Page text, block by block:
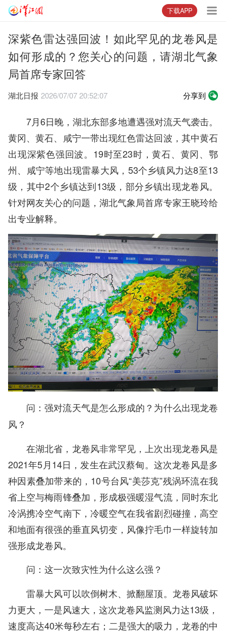
下载APP
深紫色雷达强回波！如此罕见的龙卷风是
如何形成的？您关心的问题，请湖北气象
局首席专家回答
湖北日报 2026/07/07 20:52:07 分享到
7月6日晚，湖北东部多地遭遇强对流天气袭击。
黄冈、黄石、咸宁一带出现红色雷达回波，其中黄石
出现深紫色强回波。19时至23时，黄石、黄冈、鄂
州、咸宁等地出现雷暴大风，53个乡镇风力达8至13
级，其中2个乡镇达到13级，部分乡镇出现龙卷风。
针对网友关心的问题，湖北气象局首席专家王晓玲给
出专业解释。
问：强对流天气是怎么形成的？为什么出现龙卷
风？
在湖北省，龙卷风非常罕见，上次出现龙卷风是
2021年5月14日，发生在武汉蔡甸。这次龙卷风是多
种因素叠加带来的，10号台风“美莎克”残涡环流在我
省上空与梅雨锋叠加，形成极强暖湿气流，同时东北
冷涡携冷空气南下，冷暖空气在我省剧烈碰撞，高空
和地面有很强的垂直风切变，风像拧毛巾一样旋转加
强形成龙卷风。
问：这一次致灾性为什么这么强？
雷暴大风可以吹倒树木、掀翻屋顶。龙卷风破坏
力更大，一是风速大，这次龙卷风监测风力达13级，
速度高达40米每秒左右；二是强大的吸力，龙卷的中